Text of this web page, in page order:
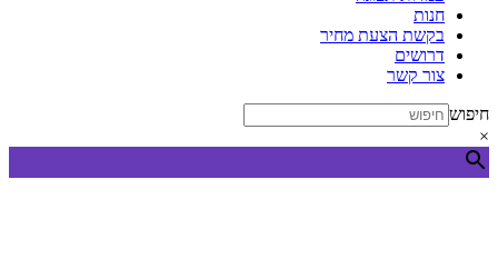
חנות
בקשת הצעת מחיר
דרושים
צור קשר
חיפוש
×